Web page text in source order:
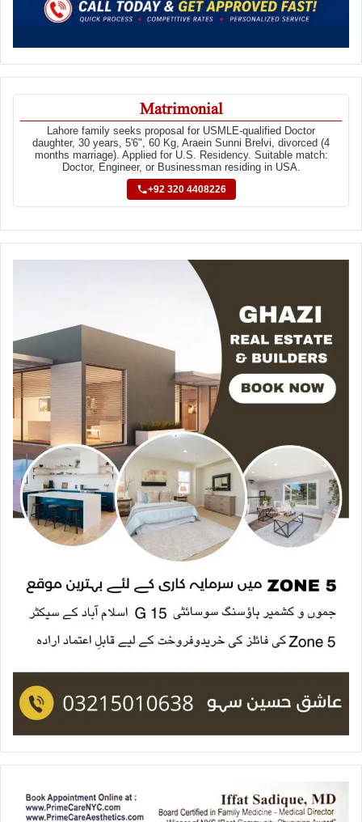
Matrimonial
Lahore family seeks proposal for USMLE-qualified Doctor
daughter, 30 years, 5'6", 60 Kg, Araein Sunni Brelvi, divorced (4
months marriage). Applied for U.S. Residency. Suitable match:
Doctor, Engineer, or Businessman residing in USA.
+92 320 4408226